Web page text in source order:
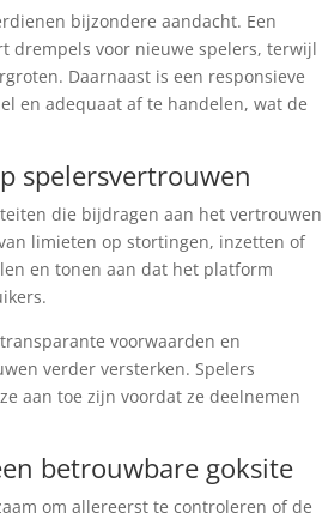
bijzondere aandacht. Een
drempels voor nieuwe spelers, terwijl
Daarnaast is een responsieve
en adequaat af te handelen, wat de
spelersvertrouwen
die bijdragen aan het vertrouwen
limieten op stortingen, inzetten of
en tonen aan dat het platform
voorwaarden en
verder versterken. Spelers
aan toe zijn voordat ze deelnemen
betrouwbare goksite
om allereerst te controleren of de